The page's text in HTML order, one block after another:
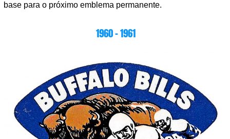
base para o próximo emblema permanente.
1960 – 1961